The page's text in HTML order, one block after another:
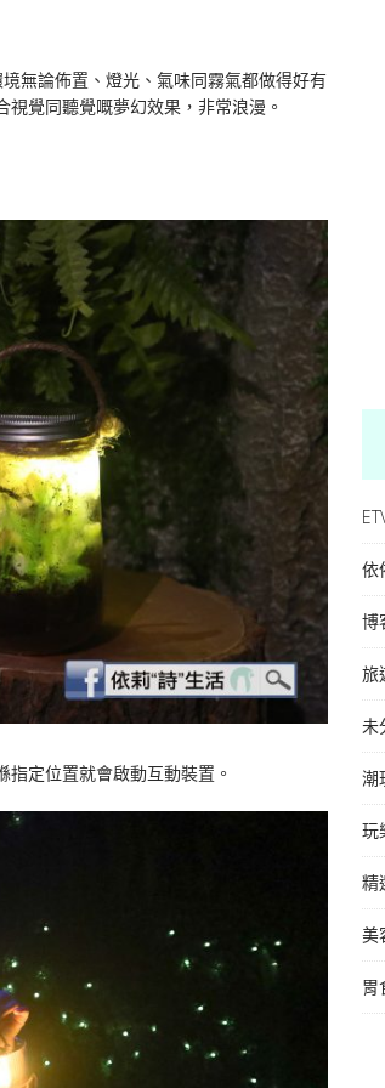
無論佈置、燈光、氣味同霧氣都做得好有
覺同聽覺嘅夢幻效果，非常浪漫。
定位置就會啟動互動裝置。
依
博
旅
未
潮
玩
精
美
胃